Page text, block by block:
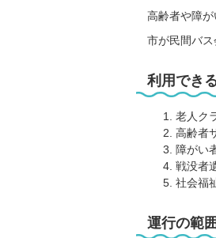
高齢者や障
市が民間バス
利用でき
老人ク
高齢者
障がい
戦没者
社会福
運行の範囲